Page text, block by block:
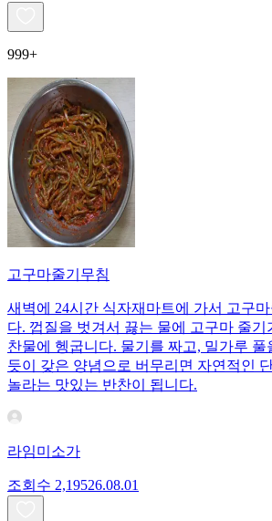
999+
고구마줄기무침
새벽에 24시간 식자재마트에 가서 고구마
다. 껍질을 벗겨서 끓는 물에 고구마 줄기
찬물에 헹굽니다. 물기를 짜고, 밀가루
듯이 갖은 양념으로 버무리면 자연적인
놀라는 맛있는 반찬이 됩니다.
라임미소가
조회수 2,19526.08.01